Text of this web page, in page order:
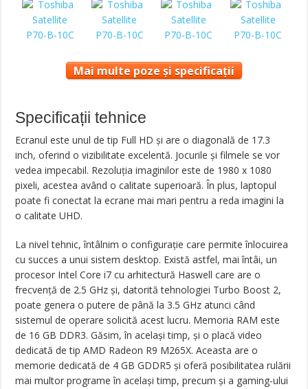
Mai multe poze și specificații
Specificații tehnice
Ecranul este unul de tip Full HD și are o diagonală de 17.3
inch, oferind o vizibilitate excelentă. Jocurile și filmele se vor
vedea impecabil. Rezoluția imaginilor este de 1980 x 1080
pixeli, acestea având o calitate superioară. În plus, laptopul
poate fi conectat la ecrane mai mari pentru a reda imagini la
o calitate UHD.
La nivel tehnic, întâlnim o configurație care permite înlocuirea
cu succes a unui sistem desktop. Există astfel, mai întâi, un
procesor Intel Core i7 cu arhitectură Haswell care are o
frecvență de 2.5 GHz și, datorită tehnologiei Turbo Boost 2,
poate genera o putere de până la 3.5 GHz atunci când
sistemul de operare solicită acest lucru. Memoria RAM este
de 16 GB DDR3. Găsim, în același timp, și o placă video
dedicată de tip AMD Radeon R9 M265X. Aceasta are o
memorie dedicată de 4 GB GDDR5 și oferă posibilitatea rulării
mai multor programe în același timp, precum și a gaming-ului